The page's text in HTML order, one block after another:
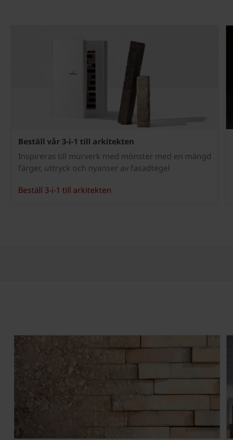
Beställ vår 3-i-1 till arkitekten
Inspireras till murverk med mönster med en mängd
färger, uttryck och nyanser av fasadtegel
Beställ 3-i-1 till arkitekten